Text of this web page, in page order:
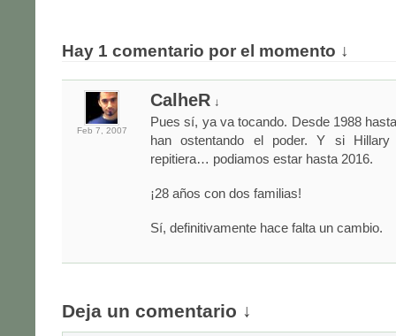
Hay 1 comentario por el momento ↓
Feb 7, 2007
CalheR ↓
Pues sí, ya va tocando. Desde 1988
han ostentando el poder. Y si
repitiera… podiamos estar hasta 2016.
¡28 años con dos familias!
Sí, definitivamente hace falta un cambio.
Deja un comentario ↓